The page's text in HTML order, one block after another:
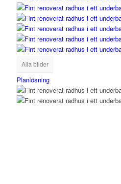
Alla bilder
Planlösning